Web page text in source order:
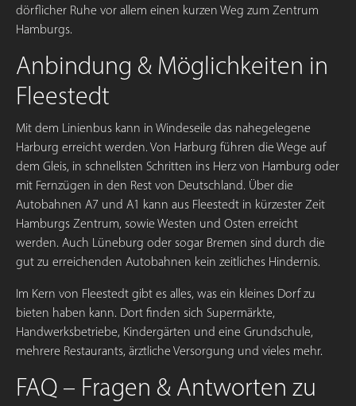
dörflicher Ruhe vor allem einen kurzen Weg zum Zentrum
Hamburgs.
Anbindung & Möglichkeiten in
Fleestedt
Mit dem Linienbus kann in Windeseile das nahegelegene
Harburg erreicht werden. Von Harburg führen die Wege auf
dem Gleis, in schnellsten Schritten ins Herz von Hamburg oder
mit Fernzügen in den Rest von Deutschland. Über die
Autobahnen A7 und A1 kann aus Fleestedt in kürzester Zeit
Hamburgs Zentrum, sowie Westen und Osten erreicht
werden. Auch Lüneburg oder sogar Bremen sind durch die
gut zu erreichenden Autobahnen kein zeitliches Hindernis.
Im Kern von Fleestedt gibt es alles, was ein kleines Dorf zu
bieten haben kann. Dort finden sich Supermärkte,
Handwerksbetriebe, Kindergärten und eine Grundschule,
mehrere Restaurants, ärztliche Versorgung und vieles mehr.
FAQ – Fragen & Antworten zu